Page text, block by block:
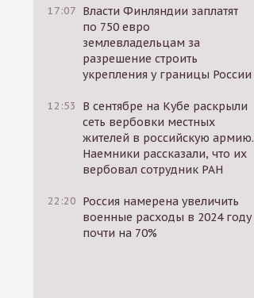
17:07 Власти Финляндии заплатят
по 750 евро
землевладельцам за
разрешение строить
укрепления у границы России
12:53
В сентябре на Кубе раскрыли
сеть вербовки местных
жителей в российскую армию.
Наемники рассказали, что их
вербовал сотрудник РАН
22:20 Россия намерена увеличить
военные расходы в 2024 году
почти на 70%